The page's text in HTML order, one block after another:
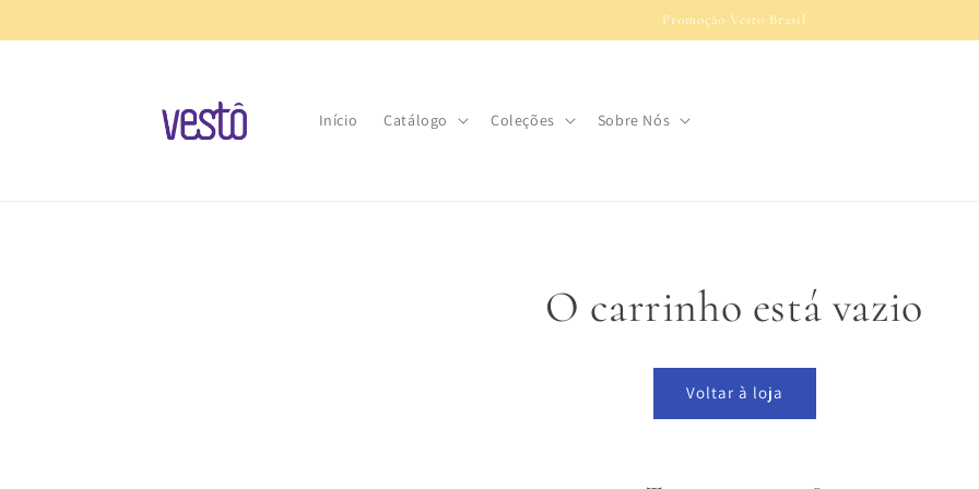
conteúdo
Promoção Vesto Brasil
Início Catálogo Coleções Sobre Nós
O carrinho está vazio
Voltar à loja